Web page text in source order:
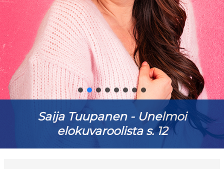
Saija Tuupanen - Unelmoi
elokuvaroolista s. 12